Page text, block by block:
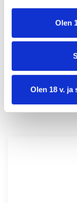
Olen
Olen 18 v. ja